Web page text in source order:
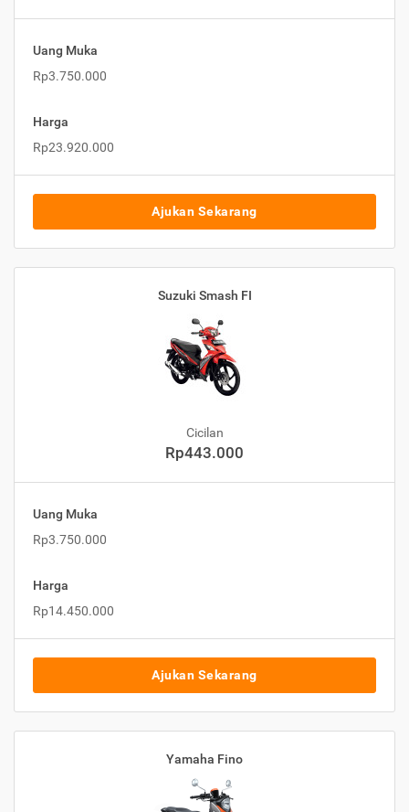
Uang Muka
Rp3.750.000
Harga
Rp23.920.000
Ajukan Sekarang
Suzuki Smash FI
Cicilan
Rp443.000
Uang Muka
Rp3.750.000
Harga
Rp14.450.000
Ajukan Sekarang
Yamaha Fino